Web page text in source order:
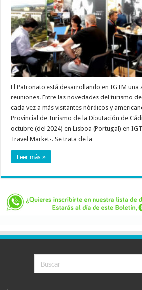
El Patronato está desarrollando en IGTM una
reuniones. Entre las novedades del turismo
cada vez a más visitantes nórdicos y
Provincial de Turismo de la Diputación de
octubre (del 2024) en Lisboa (Portugal) en
Travel Market-. Se trata de la …
Leer más »